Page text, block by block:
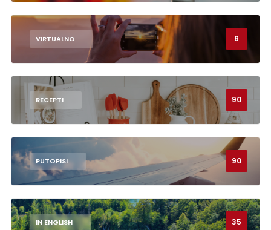
VIRTUALNO 6
RECEPTI 90
PUTOPISI 90
IN ENGLISH 35